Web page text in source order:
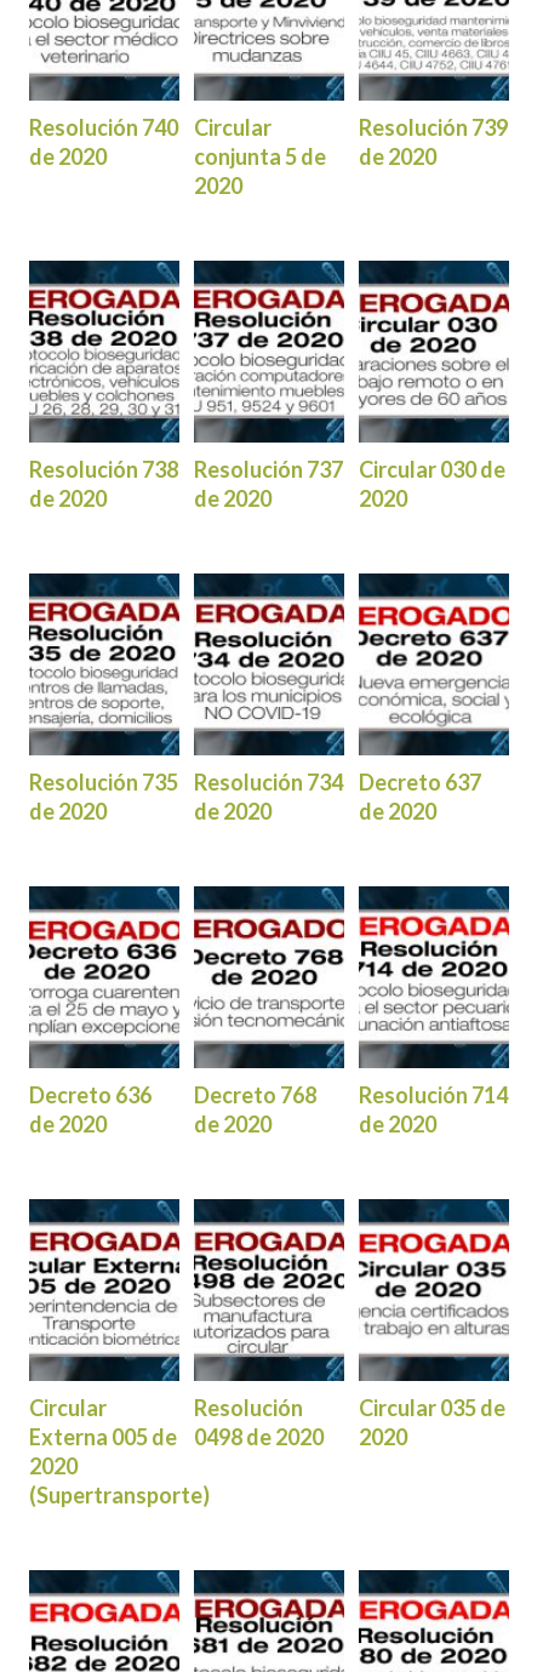
Resolución 740
de 2020
Circular
conjunta 5 de
2020
Resolución 739
de 2020
Resolución 738
de 2020
Resolución 737
de 2020
Circular 030 de
2020
Resolución 735
de 2020
Resolución 734
de 2020
Decreto 637
de 2020
Decreto 636
de 2020
Decreto 768
de 2020
Resolución 714
de 2020
Circular
Externa 005 de
2020
(Supertransporte)
Resolución
0498 de 2020
Circular 035 de
2020